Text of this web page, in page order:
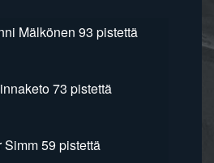
Mälkönen 93 pistettä
73 pistettä
59 pistettä